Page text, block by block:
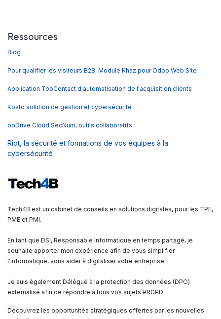
Ressources
Blog
Pour qualifier les visiteurs B2B, Module Khaz pour Odoo Web Site
Application TooContact d'automatisation de l'acquisition clients
Kosto solution de gestion et cybersécurité
ooDrive Cloud SecNum, outils collaboratifs
Riot, la sécurité et formations de vos équipes à la
cybersécurité
Tech4B est un cabinet de conseils en solutions digitales, pour les TPE,
PME et PMI.
En tant que DSI, Responsable Informatique en temps partagé, je
souhaite apporter mon expérience afin de vous simplifier
l'informatique, vous aider à digitaliser votre entreprise.
Je suis également Délégué à la protection des données (DPO)
externalisé afin de répondre à tous vos sujets #RGPD
Découvrez les opportunités stratégiques offertes par les nouvelles